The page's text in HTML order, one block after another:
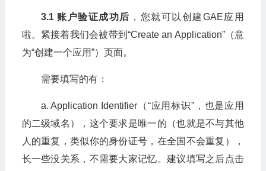
3.1 账户验证成功后 ，您就可以创建GAE应用
啦。紧接着我们会被带到“Create an Application”（意
为“创建一个应用”）页面。
需要填写的有：
a. Application Identifier（“应用标识”，也是应用
的二级域名），这个要求是唯一的（也就是不与其他
人的重复，类似你的身份证号，在全国不会重复），
长一些没关系，不需要大家记忆。建议填写之后点击